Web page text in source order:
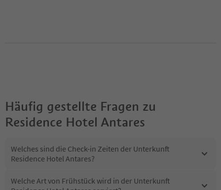
Häufig gestellte Fragen zu
Residence Hotel Antares
Welches sind die Check-in Zeiten der Unterkunft
Residence Hotel Antares?
Welche Art von Frühstück wird in der Unterkunft